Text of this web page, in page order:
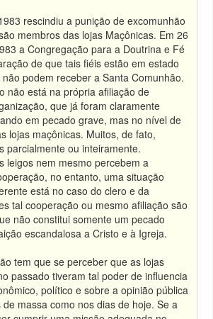
rescindiu a punição de excomunhão
membros das lojas Maçônicas. Em 26
a Congregação para a Doutrina e Fé
de que tais fiéis estão em estado
podem receber a Santa Comunhão.
não está na própria afiliação de
que já foram claramente
em pecado grave, mas no nível de
lojas maçônicas. Muitos, de fato,
parcialmente ou inteiramente.
leigos nem mesmo percebem a
no entanto, uma situação
está no caso do clero e da
tal cooperação ou mesmo afiliação são
não constitui somente um pecado
escandalosa a Cristo e à Igreja.
tem que se perceber que as lojas
passado tiveram tal poder de influencia
político e sobre a opinião pública
massa como nos dias de hoje. Se a